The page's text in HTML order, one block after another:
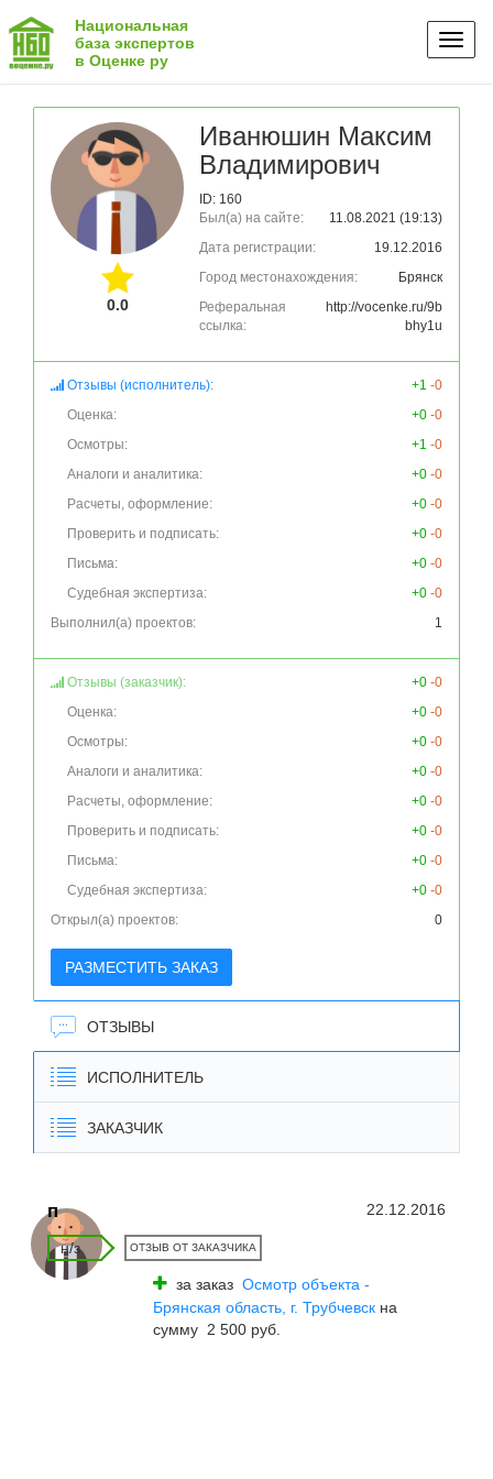
Национальная
база экспертов
в Оценке ру
0.0
Иванюшин Максим
Владимирович
ID: 160
Был(а) на сайте:
11.08.2021 (19:13)
Дата регистрации:
19.12.2016
Город местонахождения:
Брянск
Реферальная
ссылка:
http://vocenke.ru/9b
bhy1u
Отзывы (исполнитель): +1 -0
Оценка:
+0 -0
Осмотры:
+1 -0
Аналоги и аналитика:
+0 -0
Расчеты, оформление:
+0 -0
Проверить и подписать:
+0 -0
Письма:
+0 -0
Судебная экспертиза:
+0 -0
Выполнил(а) проектов:
1
Отзывы (заказчик): +0 -0
Оценка:
+0 -0
Осмотры:
+0 -0
Аналоги и аналитика:
+0 -0
Расчеты, оформление:
+0 -0
Проверить и подписать:
+0 -0
Письма:
+0 -0
Судебная экспертиза:
+0 -0
Открыл(а) проектов:
0
РАЗМЕСТИТЬ ЗАКАЗ
ОТЗЫВЫ
ИСПОЛНИТЕЛЬ
ЗАКАЗЧИК
п 22.12.2016
н/з ОТЗЫВ ОТ ЗАКАЗЧИКА
за заказ Осмотр объекта -
Брянская область, г. Трубчевск на
сумму 2 500 руб.